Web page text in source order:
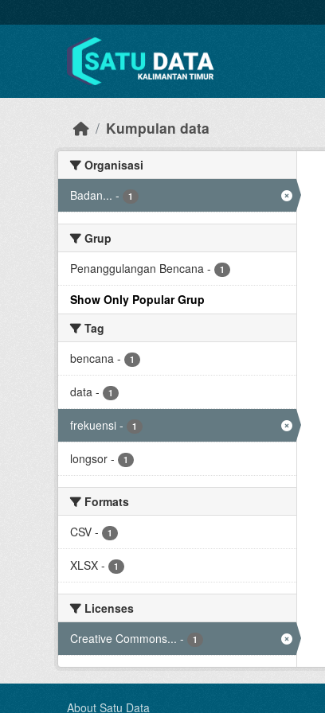
Kumpulan data
Organisasi
Badan... - 1
Grup
Penanggulangan Bencana - 1
Show Only Popular Grup
Tag
bencana - 1
data - 1
frekuensi - 1
longsor - 1
Formats
CSV - 1
XLSX - 1
Licenses
Creative Commons... - 1
About Satu Data